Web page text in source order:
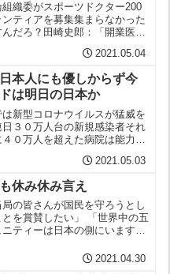
織委がスポーツドクター200
ンティアを募集集まらなかった
んだろ？田崎史郎：「開業医の
力していただけるんじゃない
ツ報知 4/28東京五輪スポーツ
募集メール...
2021.05.04
本人にも優しからず今
は明日の日本か
は新型コロナウイルスが猛威を
３０万人台の新規感染者それ
０万人を超えた病院は能力の
も満足に受けられず死にゆく
場の火は絶えることもない下手
な今のインドは明...
2021.05.03
休み休み言え
局の皆さんが国民を守ろうとし
を賞賛したい」 「世界中の五
ティーは日本の側にいます。
って、しなやかに対応してい
2021.04.30